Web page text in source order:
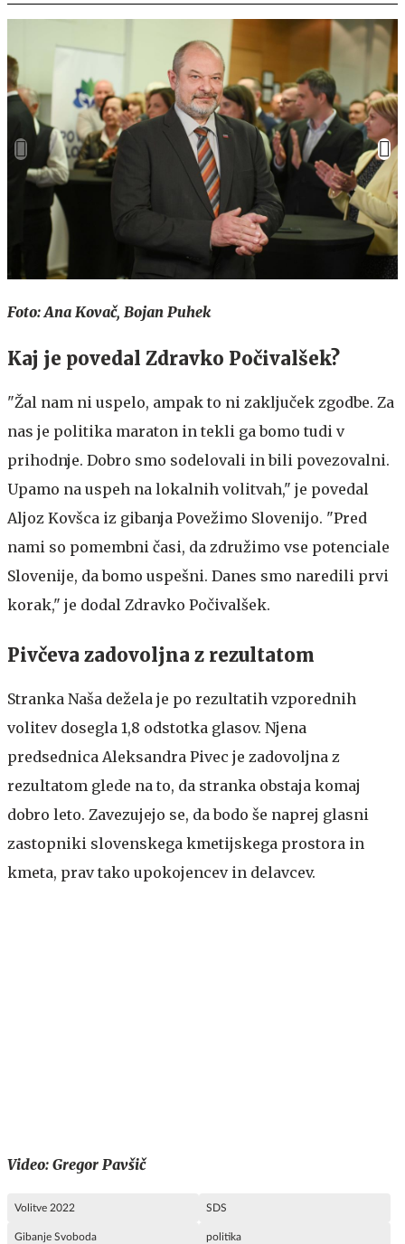
Foto: Ana Kovač, Bojan Puhek
Kaj je povedal Zdravko Počivalšek?
"Žal nam ni uspelo, ampak to ni zaključek zgodbe. Za
nas je politika maraton in tekli ga bomo tudi v
prihodnje. Dobro smo sodelovali in bili povezovalni.
Upamo na uspeh na lokalnih volitvah," je povedal
Aljoz Kovšca iz gibanja Povežimo Slovenijo. "Pred
nami so pomembni časi, da združimo vse potenciale
Slovenije, da bomo uspešni. Danes smo naredili prvi
korak," je dodal Zdravko Počivalšek.
Pivčeva zadovoljna z rezultatom
Stranka Naša dežela je po rezultatih vzporednih
volitev dosegla 1,8 odstotka glasov. Njena
predsednica Aleksandra Pivec je zadovoljna z
rezultatom glede na to, da stranka obstaja komaj
dobro leto. Zavezujejo se, da bodo še naprej glasni
zastopniki slovenskega kmetijskega prostora in
kmeta, prav tako upokojencev in delavcev.
Video: Gregor Pavšič
Volitve 2022 SDS
Gibanje Svoboda politika